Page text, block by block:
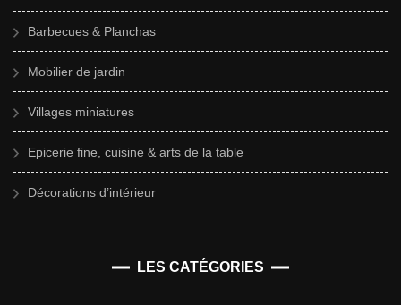
Barbecues & Planchas
Mobilier de jardin
Villages miniatures
Epicerie fine, cuisine & arts de la table
Décorations d’intérieur
LES CATÉGORIES